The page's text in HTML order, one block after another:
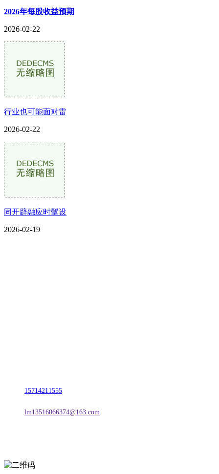
2026年每股收益预期
2026-02-22
行业也可能面对雷
2026-02-22
同开辟融应时髦设
2026-02-19
15714211555
lm13516066374@163.com